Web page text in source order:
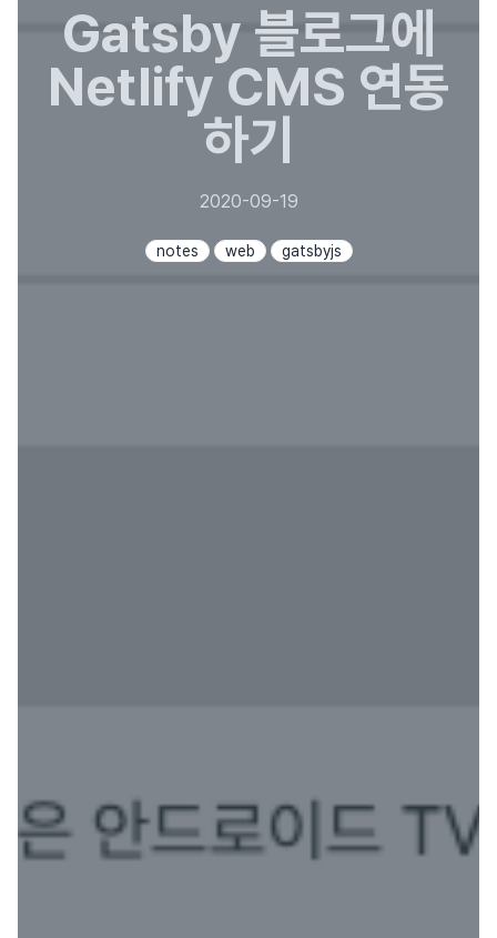
Gatsby 블로그에
Netlify CMS 연동
하기
2020-09-19
notes web gatsbyjs